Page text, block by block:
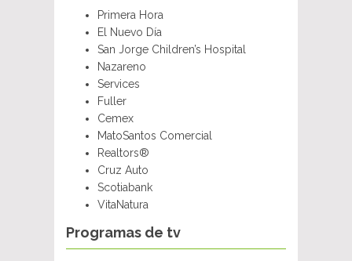
Primera Hora
El Nuevo Día
San Jorge Children’s Hospital
Nazareno
Services
Fuller
Cemex
MatoSantos Comercial
Realtors®
Cruz Auto
Scotiabank
VitaNatura
Programas de tv